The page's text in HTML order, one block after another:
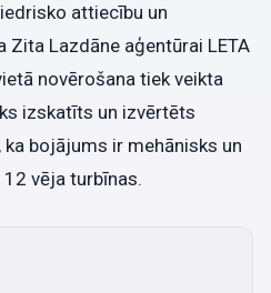
attiecību un
Lazdāne aģentūrai LETA
novērošana tiek veikta
izskatīts un izvērtēts
bojājums ir mehānisks un
vēja turbīnas.